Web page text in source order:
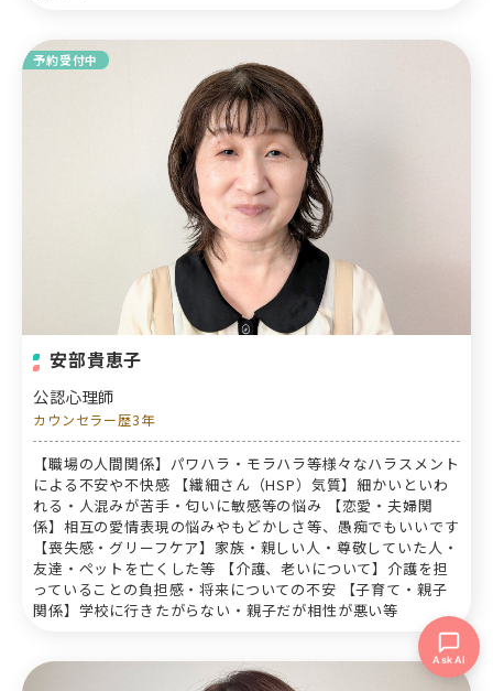
予約受付中
安部貴恵子
公認心理師
カウンセラー歴3年
【職場の人間関係】パワハラ・モラハラ等様々なハラスメント
による不安や不快感 【繊細さん（HSP）気質】細かいといわ
れる・人混みが苦手・匂いに敏感等の悩み 【恋愛・夫婦関
係】相互の愛情表現の悩みやもどかしさ等、愚痴でもいいです
【喪失感・グリーフケア】家族・親しい人・尊敬していた人・
友達・ペットを亡くした等 【介護、老いについて】介護を担
っていることの負担感・将来についての不安 【子育て・親子
関係】学校に行きたがらない・親子だが相性が悪い等
Ask AI